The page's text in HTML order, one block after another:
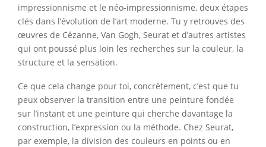
impressionnisme et le néo-impressionnisme, deux étapes
clés dans l’évolution de l’art moderne. Tu y retrouves des
œuvres de Cézanne, Van Gogh, Seurat et d’autres artistes
qui ont poussé plus loin les recherches sur la couleur, la
structure et la sensation.
Ce que cela change pour toi, concrètement, c’est que tu
peux observer la transition entre une peinture fondée
sur l’instant et une peinture qui cherche davantage la
construction, l’expression ou la méthode. Chez Seurat,
par exemple, la division des couleurs en points ou en